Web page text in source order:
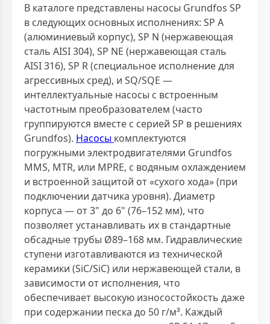
В каталоге представлены насосы Grundfos SP
в следующих основных исполнениях: SP A
(алюминиевый корпус), SP N (нержавеющая
сталь AISI 304), SP NE (нержавеющая сталь
AISI 316), SP R (специальное исполнение для
агрессивных сред), и SQ/SQE —
интеллектуальные насосы с встроенным
частотным преобразователем (часто
группируются вместе с серией SP в решениях
Grundfos). Насосы комплектуются
погружными электродвигателями Grundfos
MMS, MTR, или MPRE, с водяным охлаждением
и встроенной защитой от «сухого хода» (при
подключении датчика уровня). Диаметр
корпуса — от 3" до 6" (76–152 мм), что
позволяет устанавливать их в стандартные
обсадные трубы Ø89–168 мм. Гидравлические
ступени изготавливаются из технической
керамики (SiC/SiC) или нержавеющей стали, в
зависимости от исполнения, что
обеспечивает высокую износостойкость даже
при содержании песка до 50 г/м³. Каждый